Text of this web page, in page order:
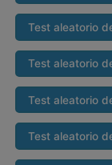
Test aleatorio
Test aleatorio
Test aleatorio
Test aleatorio